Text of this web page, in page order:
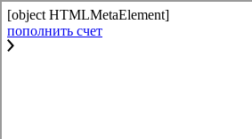
[object HTMLMetaElement]
пополнить счет